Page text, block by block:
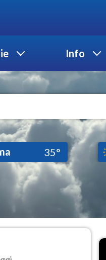
Info
35°